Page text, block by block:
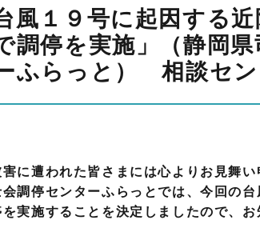
風１９号に起因する
調停を実施」（静岡
ふらっと） 相談セ
に遭われた皆さまには心よりお見舞い
調停センターふらっとでは、今回の
実施することを決定しましたので、お